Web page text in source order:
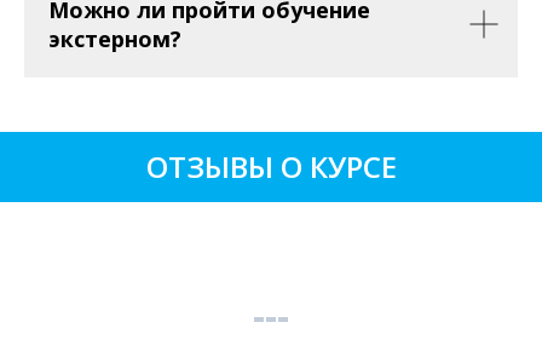
Можно ли пройти обучение
экстерном?
ОТЗЫВЫ О КУРСЕ